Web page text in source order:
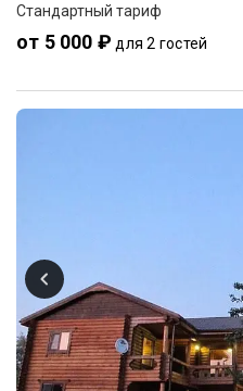
Стандартный тариф
от 5 000 ₽ для 2 гостей